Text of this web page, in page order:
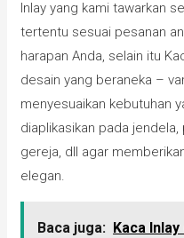
Inlay yang kami tawarkan
tertentu sesuai pesanan
harapan Anda, selain itu
desain yang beraneka –
menyesuaikan kebutuhan
diaplikasikan pada
gereja, dll agar
elegan.
Baca juga: Kaca